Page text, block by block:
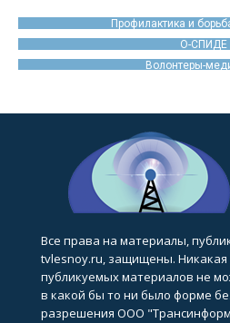
Профилактика и
О-СПИДЕ
Волонтеры-
Все права на материалы,
tvlesnoy.ru, защищены. Никакая
публикуемых материалов не
в какой бы то ни было форме
разрешения ООО